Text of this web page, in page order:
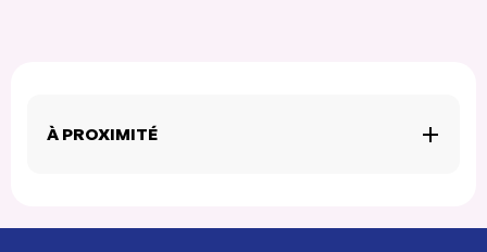
À PROXIMITÉ